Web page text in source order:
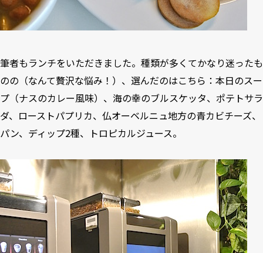
筆者もランチをいただきました。種類が多くてかなり迷ったも
のの（なんて贅沢な悩み！）、選んだのはこちら：本日のスー
プ（ナスのカレー風味）、海の幸のブルスケッタ、ポテトサラ
ダ、ローストパプリカ、仏オーベルニュ地方の青カビチーズ、
パン、ディップ2種、トロピカルジュース。